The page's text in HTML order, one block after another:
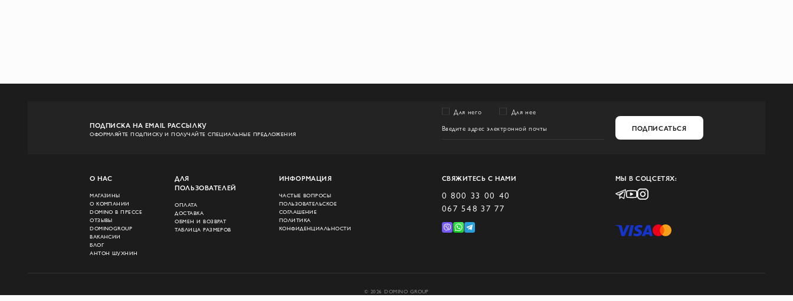
ПОДПИСКА НА EMAIL РАССЫЛКУ
ОФОРМЛЯЙТЕ ПОДПИСКУ И ПОЛУЧАЙТЕ СПЕЦИАЛЬНЫЕ ПРЕДЛОЖЕНИЯ
Для него
Для нее
ПОДПИСАТЬСЯ
О НАС
МАГАЗИНЫ
О КОМПАНИИ
DOMINO В ПРЕССЕ
ОТЗЫВЫ
DOMINOGROUP
ВАКАНСИИ
БЛОГ
АНТОН ШУХНИН
ДЛЯ
ПОЛЬЗОВАТЕЛЕЙ
ОПЛАТА
ДОСТАВКА
ОБМЕН И ВОЗВРАТ
ТАБЛИЦА РАЗМЕРОВ
ИНФОРМАЦИЯ
ЧАСТЫЕ ВОПРОСЫ
ПОЛЬЗОВАТЕЛЬСКОЕ
СОГЛАШЕНИЕ
ПОЛИТИКА
КОНФИДЕНЦИАЛЬНОСТИ
СВЯЖИТЕСЬ С НАМИ
0 800 33 00 40
067 548 37 77
МЫ В СОЦСЕТЯХ:
© 2026 DOMINO GROUP